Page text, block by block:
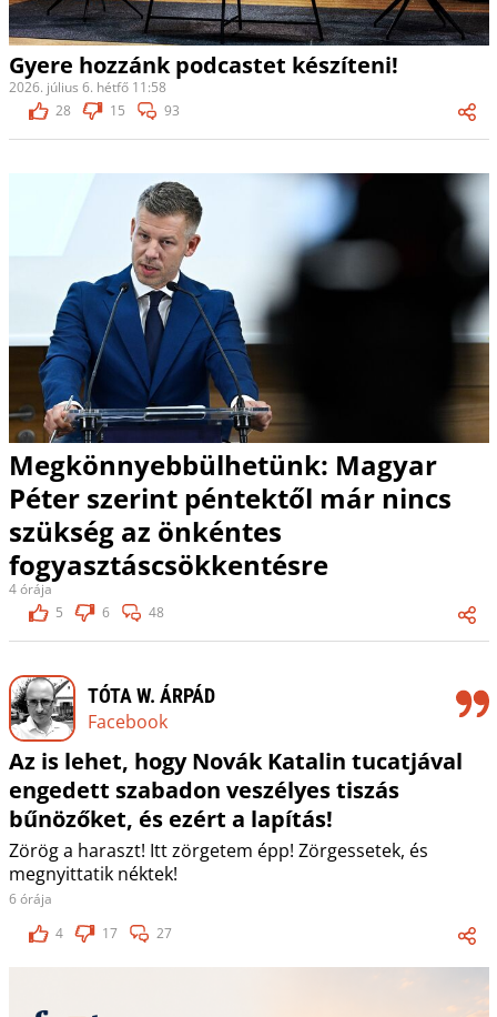
Gyere hozzánk podcastet készíteni!
2026. július 6. hétfő 11:58
28
15 93
Megkönnyebbülhetünk: Magyar
Péter szerint péntektől már nincs
szükség az önkéntes
fogyasztáscsökkentésre
4 órája
5
6 48
TÓTA W. ÁRPÁD
Facebook
Az is lehet, hogy Novák Katalin tucatjával
engedett szabadon veszélyes tiszás
bűnözőket, és ezért a lapítás!
Zörög a haraszt! Itt zörgetem épp! Zörgessetek, és
megnyittatik néktek!
6 órája
4
17 27